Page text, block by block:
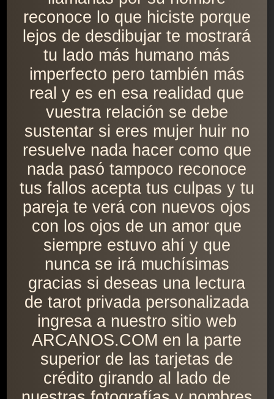
reconoce lo que hiciste porque
lejos de desdibujar te mostrará
tu lado más humano más
imperfecto pero también más
real y es en esa realidad que
vuestra relación se debe
sustentar si eres mujer huir no
resuelve nada hacer como que
nada pasó tampoco reconoce
tus fallos acepta tus culpas y tu
pareja te verá con nuevos ojos
con los ojos de un amor que
siempre estuvo ahí y que
nunca se irá muchísimas
gracias si deseas una lectura
de tarot privada personalizada
ingresa a nuestro sitio web
ARCANOS.COM en la parte
superior de las tarjetas de
crédito girando al lado de